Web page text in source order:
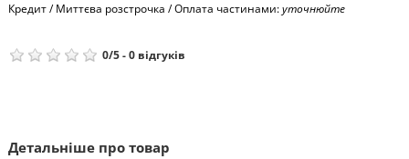
Кредит / Миттєва розстрочка / Оплата частинами:уточнюйте
0/5-0 відгуків
Детальніше про товар